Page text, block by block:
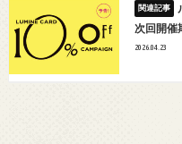
次回開催
2026.04.23